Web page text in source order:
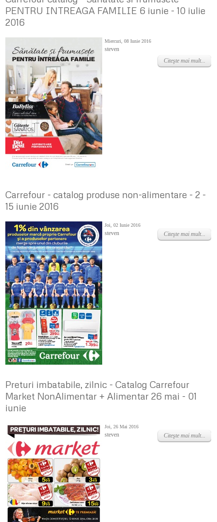
PENTRU INTREAGA FAMILIE 6 iunie - 10 iulie
2016
Miercuri, 08 Iunie 2016
steven
Citeşte mai mult...
Carrefour - catalog produse non-alimentare - 2 -
15 iunie 2016
Joi, 02 Iunie 2016
steven Citeşte mai mult...
Preturi imbatabile, zilnic - Catalog Carrefour
Market NonAlimentar + Alimentar 26 mai - 01
iunie
Joi, 26 Mai 2016
steven Citeşte mai mult...